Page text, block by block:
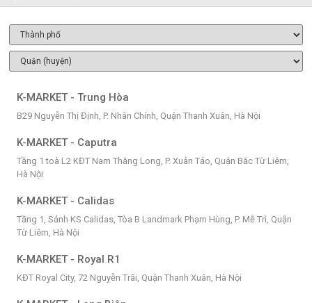
K-MARKET - Trung Hòa
B29 Nguyễn Thị Định, P. Nhân Chính, Quận Thanh Xuân, Hà Nội
K-MARKET - Caputra
Tầng 1 toà L2 KĐT Nam Thăng Long, P. Xuân Tảo, Quận Bắc Từ Liêm,
Hà Nội
K-MARKET - Calidas
Tầng 1, Sảnh KS Calidas, Tòa B Landmark Phạm Hùng, P. Mễ Trì, Quận
Từ Liêm, Hà Nội
K-MARKET - Royal R1
KĐT Royal City, 72 Nguyễn Trãi, Quận Thanh Xuân, Hà Nội